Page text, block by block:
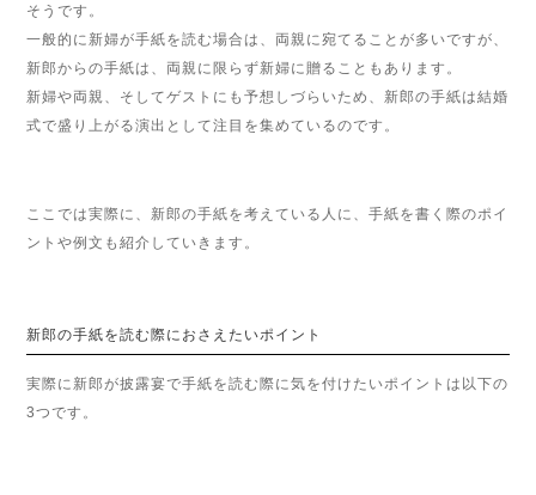
そうです。
一般的に新婦が手紙を読む場合は、両親に宛てることが多いですが、
新郎からの手紙は、両親に限らず新婦に贈ることもあります。
新婦や両親、そしてゲストにも予想しづらいため、新郎の手紙は結婚
式で盛り上がる演出として注目を集めているのです。
ここでは実際に、新郎の手紙を考えている人に、手紙を書く際のポイ
ントや例文も紹介していきます。
新郎の手紙を読む際におさえたいポイント
実際に新郎が披露宴で手紙を読む際に気を付けたいポイントは以下の
3つです。